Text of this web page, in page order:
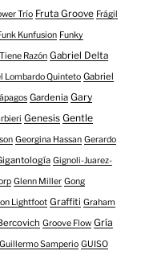
Trío Fruta Groove Frágil
Kunfusion Funky
Razón Gabriel Delta
Lombardo Quinteto Gabriel
Gardenia Gary
Genesis Gentle
Georgina Hassan Gerardo
Gignoli-Juarez-
Glenn Miller Gong
Lightfoot Graffiti Graham
Groove Flow Gría
Guillermo Samperio GUISO